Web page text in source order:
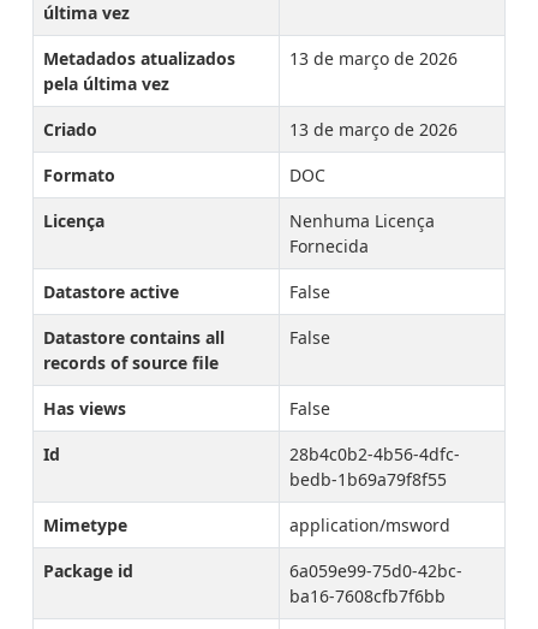
última vez
Metadados atualizados
pela última vez
13 de março de 2026
Criado
13 de março de 2026
Formato
DOC
Licença
Nenhuma Licença
Fornecida
Datastore active
False
Datastore contains all
records of source file
False
Has views
False
Id
28b4c0b2-4b56-4dfc-
bedb-1b69a79f8f55
Mimetype
application/msword
Package id
6a059e99-75d0-42bc-
ba16-7608cfb7f6bb